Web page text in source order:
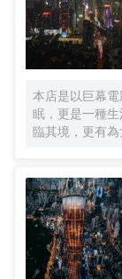
本店是以巨幕
眠，更是一種
臨其境，更有